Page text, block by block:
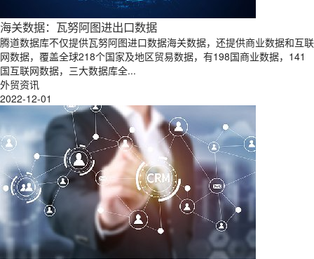
海关数据：瓦努阿图进出口数据
腾道数据库不仅提供瓦努阿图进口数据海关数据，还提供商业数据和互联
网数据，覆盖全球218个国家及地区贸易数据，有198国商业数据，141
国互联网数据，三大数据库全...
外贸资讯
2022-12-01